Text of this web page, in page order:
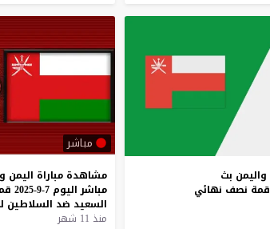
واليمن بث
قمة نصف نهائي
مباشر
مشاهدة مباراة اليمن
مباشر اليوم 7-9-2025
السعيد ضد السلاطين
منذ 11 شهر